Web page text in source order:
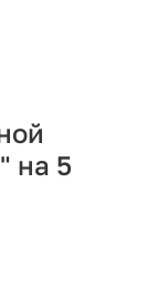
на 5